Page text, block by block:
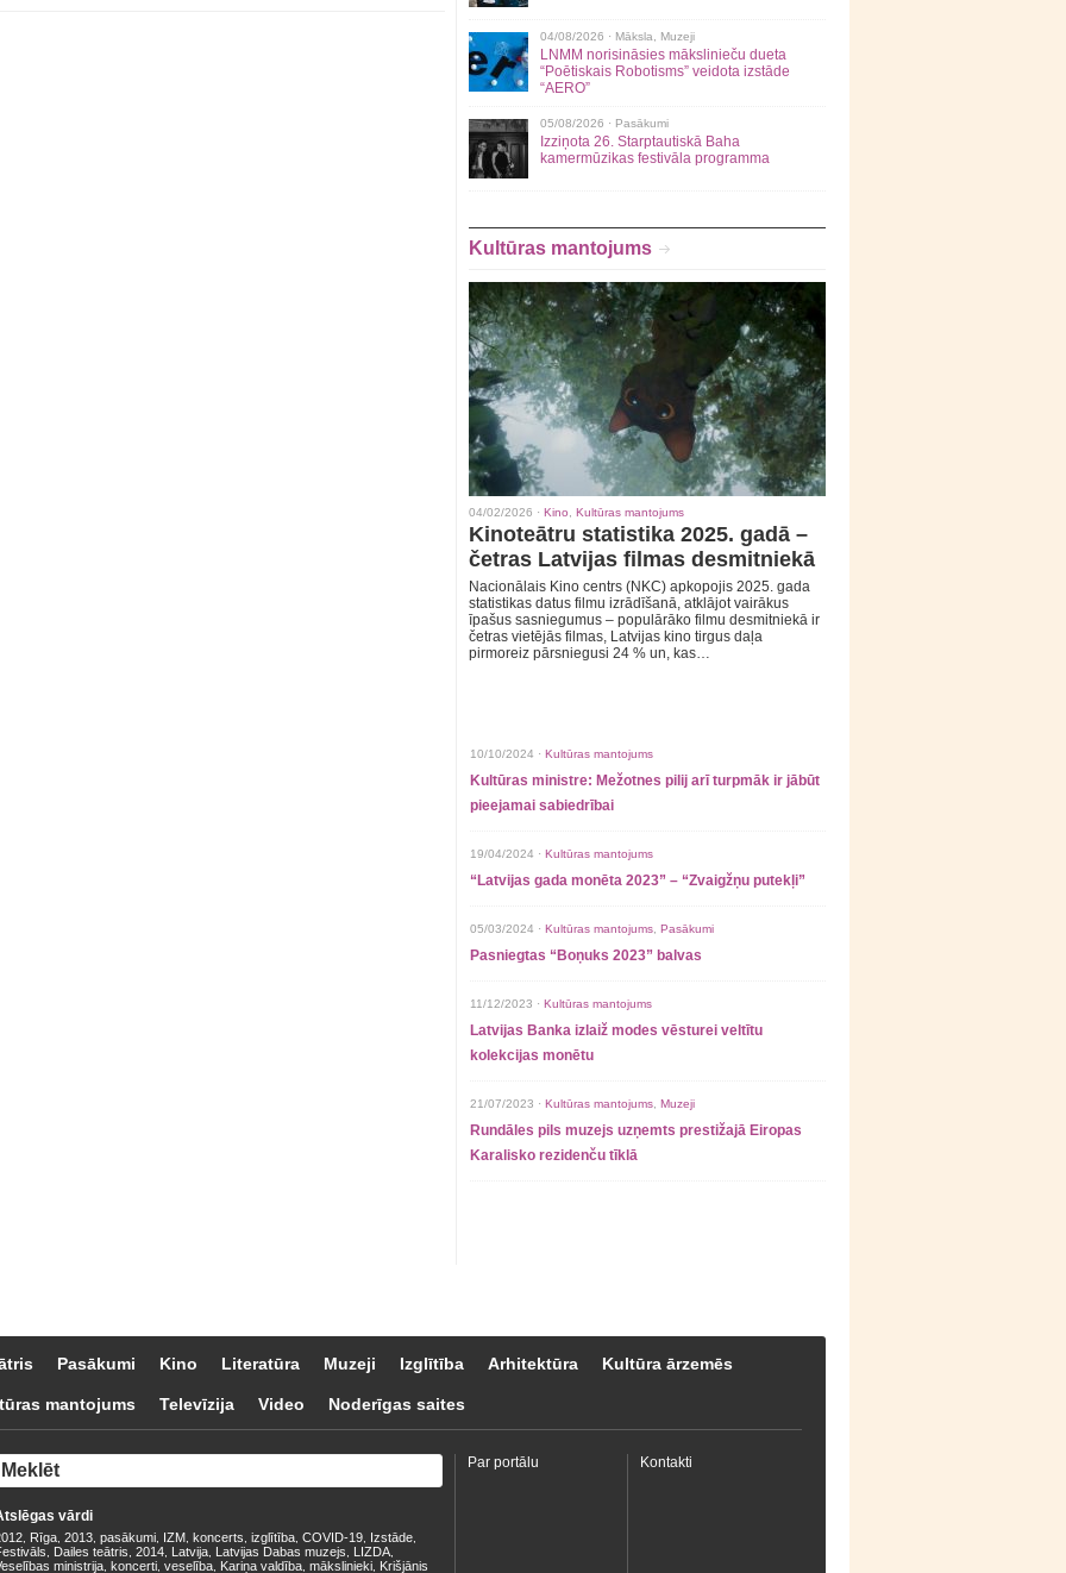
04/08/2026 · Māksla Muzeji
LNMM norisināsies mākslinieču dueta
“Poētiskais Robotisms” veidota izstāde
“AERO”
05/08/2026 · Pasākumi
Izziņota 26. Starptautiskā Baha
kamermūzikas festivāla programma
Kultūras mantojums
04/02/2026 · Kino Kultūras mantojums
Kinoteātru statistika 2025. gadā –
četras Latvijas filmas desmitniekā
Nacionālais Kino centrs (NKC) apkopojis 2025. gada
statistikas datus filmu izrādīšanā, atklājot vairākus
īpašus sasniegumus – populārāko filmu desmitniekā ir
četras vietējās filmas, Latvijas kino tirgus daļa
pirmoreiz pārsniegusi 24 % un, kas…
10/10/2024 · Kultūras mantojums
Kultūras ministre: Mežotnes pilij arī turpmāk ir jābūt
pieejamai sabiedrībai
19/04/2024 · Kultūras mantojums
“Latvijas gada monēta 2023” – “Zvaigžņu putekļi”
05/03/2024 · Kultūras mantojums Pasākumi
Pasniegtas “Boņuks 2023” balvas
11/12/2023 · Kultūras mantojums
Latvijas Banka izlaiž modes vēsturei veltītu
kolekcijas monētu
21/07/2023 · Kultūras mantojums Muzeji
Rundāles pils muzejs uzņemts prestižajā Eiropas
Karalisko rezidenču tīklā
Pasākumi Kino Literatūra Muzeji Izglītība Arhitektūra Kultūra ārzemēs
mantojums Televīzija Video Noderīgas saites
vārdi
Rīga 2013 pasākumi IZM koncerts izglītība COVID-19 Izstāde
Dailes teātris 2014 Latvija Latvijas Dabas muzejs LIZDA
ministrija koncerti veselība Kariņa valdība mākslinieki Krišjānis
Par portālu Kontakti